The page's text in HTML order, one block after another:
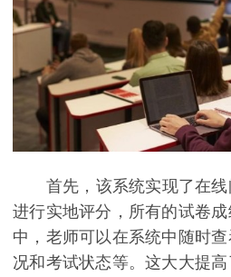
首先，该系统实现了在线
进行实地评分，所有的试卷
中，老师可以在系统中随时
况和考试状态等。这大大提